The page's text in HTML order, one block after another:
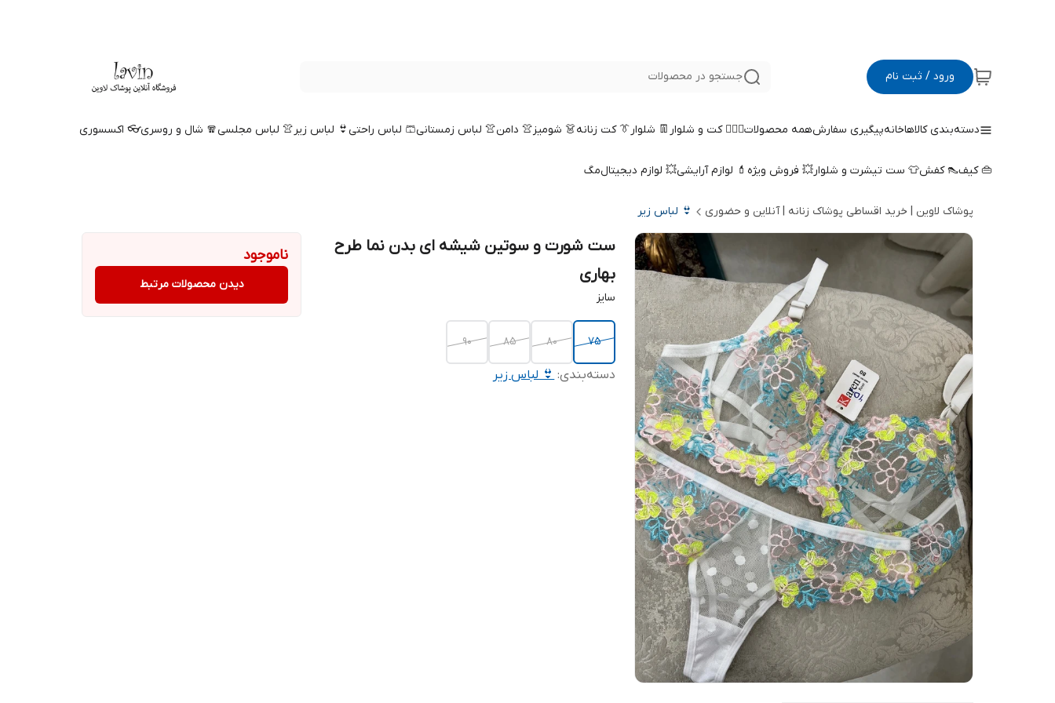
ورود / ثبت نام جستجو در محصولات
دسته‌بندی کالاهاخانهپیگیری سفارشهمه محصولات🤵🏻‍♀️ کت و شلوار 👖 شلوار👔 کت زنانه👗 شومیز👚 دامن👚 لباس زمستانی🩳 لباس راحتی👙 لباس زیر👚 لباس مجلسی🧣 شال و روسری👓 اکسسوری
👜 کیف👠 کفش👕 ست تیشرت و شلوار💥 فروش ویژه 💄 لوازم آرایشی💥 لوازم دیجیتالمگ
پوشاک لاوین | خرید اقساطی پوشاک زنانه | آنلاین و حضوری 👙 لباس زیر
ست شورت و سوتین شیشه ای بدن نما طرح
بهاری
سایز
75
80
85
90
دسته‌بندی:👙 لباس زیر
ناموجود
دیدن محصولات مرتبط